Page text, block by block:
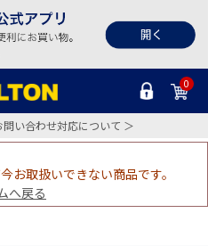
0
い合わせ対応について ＞
お取扱いできない商品です。
へ戻る